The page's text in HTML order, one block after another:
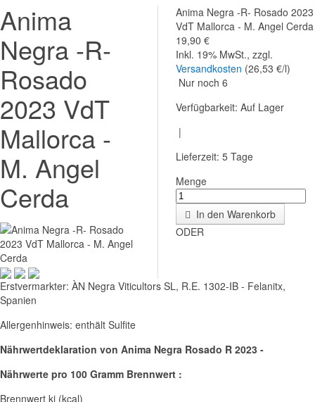
Anima
Negra -R-
Rosado
2023 VdT
Mallorca -
M. Angel
Cerda
Anima Negra -R- Rosado 2023
VdT Mallorca - M. Angel Cerda
19,90 €
Inkl. 19% MwSt., zzgl.
Versandkosten (26,53 €/l)
Nur noch 6
Verfügbarkeit: Auf Lager
|
Lieferzeit: 5 Tage
Menge
In den Warenkorb
ODER
Erstvermarkter: ÀN Negra Viticultors SL, R.E. 1302-IB - Felanitx,
Spanien
Allergenhinweis: enthält Sulfite
Nährwertdeklaration von Anima Negra Rosado R 2023 -
Nährwerte pro 100 Gramm Brennwert :
Brennwert kj (kcal)